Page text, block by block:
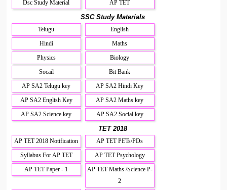
Dsc Study Material
AP TET
SSC Study Materials
Telugu
English
Hindi
Maths
Physics
Biology
Socail
Bit Bank
AP SA2 Telugu key
AP SA2 Hindi Key
AP SA2 English Key
AP SA2 Maths key
AP SA2 Science key
AP SA2 Social key
TET 2018
AP TET 2018 Notification
AP TET PETs/PDs
Syllabus For AP TET
AP TET Psychology
AP TET Paper - 1
AP TET Maths /Science P-
2